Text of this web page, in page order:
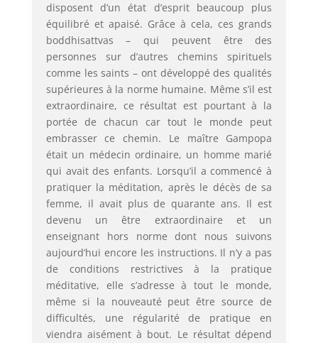
disposent d’un état d’esprit beaucoup plus
équilibré et apaisé. Grâce à cela, ces grands
boddhisattvas – qui peuvent être des
personnes sur d’autres chemins spirituels
comme les saints – ont développé des qualités
supérieures à la norme humaine. Même s’il est
extraordinaire, ce résultat est pourtant à la
portée de chacun car tout le monde peut
embrasser ce chemin. Le maître Gampopa
était un médecin ordinaire, un homme marié
qui avait des enfants. Lorsqu’il a commencé à
pratiquer la méditation, après le décès de sa
femme, il avait plus de quarante ans. Il est
devenu un être extraordinaire et un
enseignant hors norme dont nous suivons
aujourd’hui encore les instructions. Il n’y a pas
de conditions restrictives à la pratique
méditative, elle s’adresse à tout le monde,
même si la nouveauté peut être source de
difficultés, une régularité de pratique en
viendra aisément à bout. Le résultat dépend